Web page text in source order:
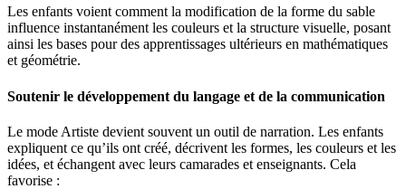
Les enfants voient comment la modification de la forme du sable
influence instantanément les couleurs et la structure visuelle, posant
ainsi les bases pour des apprentissages ultérieurs en mathématiques
et géométrie.
Soutenir le développement du langage et de la communication
Le mode Artiste devient souvent un outil de narration. Les enfants
expliquent ce qu’ils ont créé, décrivent les formes, les couleurs et les
idées, et échangent avec leurs camarades et enseignants. Cela
favorise :